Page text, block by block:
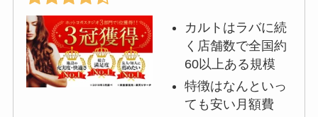
カルトはラバに続
く店舗数で全国約
60以上ある規模
特徴はなんといっ
ても安い月額費